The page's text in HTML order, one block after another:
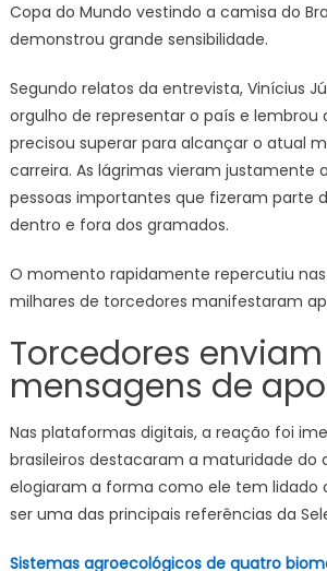
Copa do Mundo vestindo a camisa do
demonstrou grande sensibilidade.
Segundo relatos da entrevista, Vinícius
orgulho de representar o país e lembrou
precisou superar para alcançar o atual
carreira. As lágrimas vieram justamente
pessoas importantes que fizeram parte
dentro e fora dos gramados.
O momento rapidamente repercutiu nas
milhares de torcedores manifestaram
Torcedores enviam
mensagens de
Nas plataformas digitais, a reação foi
brasileiros destacaram a maturidade do
elogiaram a forma como ele tem lidado
ser uma das principais referências da
Sistemas agroecológicos de quatro